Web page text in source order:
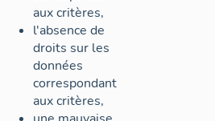
aux critères,
l'absence de
droits sur les
données
correspondant
aux critères,